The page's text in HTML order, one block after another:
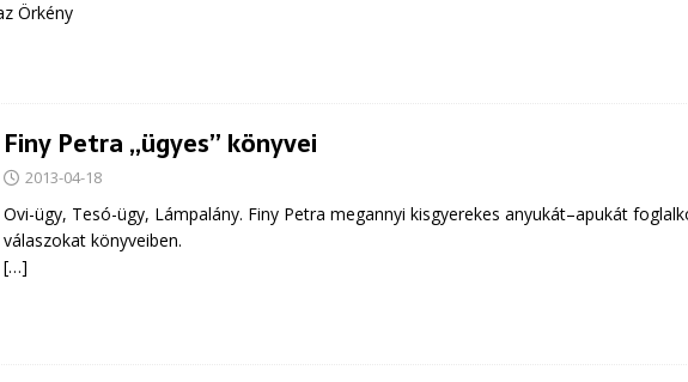
Örkény
Finy Petra „ügyes” könyvei
2013-04-18
Ovi-ügy, Tesó-ügy, Lámpalány. Finy Petra megannyi kisgyerekes anyukát–apukát
válaszokat könyveiben.
[…]